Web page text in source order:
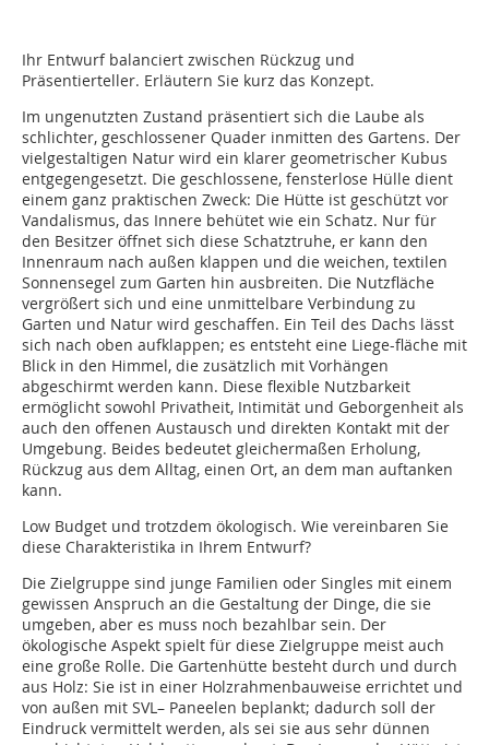
Ihr Entwurf balanciert zwischen Rückzug und
Präsentierteller. Erläutern Sie kurz das Konzept.
Im ungenutzten Zustand präsentiert sich die Laube als
schlichter, geschlossener Quader inmitten des Gartens. Der
vielgestaltigen Natur wird ein klarer geometrischer Kubus
entgegengesetzt. Die geschlossene, fensterlose Hülle dient
einem ganz praktischen Zweck: Die Hütte ist geschützt vor
Vandalismus, das Innere behütet wie ein Schatz. Nur für
den Besitzer öffnet sich diese Schatztruhe, er kann den
Innenraum nach außen klappen und die weichen, textilen
Sonnensegel zum Garten hin ausbreiten. Die Nutzfläche
vergrößert sich und eine unmittelbare Verbindung zu
Garten und Natur wird geschaffen. Ein Teil des Dachs lässt
sich nach oben aufklappen; es entsteht eine Liege-fläche mit
Blick in den Himmel, die zusätzlich mit Vorhängen
abgeschirmt werden kann. Diese flexible Nutzbarkeit
ermöglicht sowohl Privatheit, Intimität und Geborgenheit als
auch den offenen Austausch und direkten Kontakt mit der
Umgebung. Beides bedeutet gleichermaßen Erholung,
Rückzug aus dem Alltag, einen Ort, an dem man auftanken
kann.
Low Budget und trotzdem ökologisch. Wie vereinbaren Sie
diese Charakteristika in Ihrem Entwurf?
Die Zielgruppe sind junge Familien oder Singles mit einem
gewissen Anspruch an die Gestaltung der Dinge, die sie
umgeben, aber es muss noch bezahlbar sein. Der
ökologische Aspekt spielt für diese Zielgruppe meist auch
eine große Rolle. Die Gartenhütte besteht durch und durch
aus Holz: Sie ist in einer Holzrahmenbauweise errichtet und
von außen mit SVL– Paneelen beplankt; dadurch soll der
Eindruck vermittelt werden, als sei sie aus sehr dünnen